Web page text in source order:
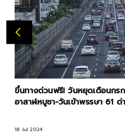
ขึ้นทางด่วนฟรี! วันหยุดเดือนกร
อาสาฬหบูชา-วันเข้าพรรษา 61 ด่
18 Jul 2024